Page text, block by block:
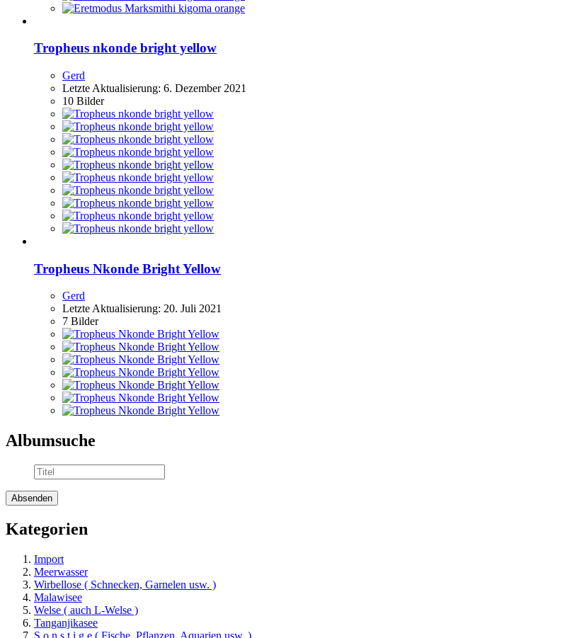
Tropheus nkonde bright yellow
Gerd
Letzte Aktualisierung: 6. Dezember 2021
10 Bilder
Tropheus Nkonde Bright Yellow
Gerd
Letzte Aktualisierung: 20. Juli 2021
7 Bilder
Albumsuche
Kategorien
Import
Meerwasser
Wirbellose ( Schnecken, Garnelen usw. )
Malawisee
Welse ( auch L-Welse )
Tanganjikasee
S o n s t i g e ( Fische, Pflanzen, Aquarien usw. )